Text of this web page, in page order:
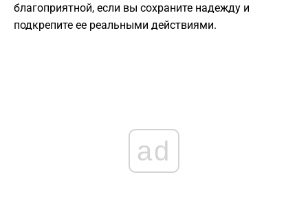
благоприятной, если вы сохраните надежду и
подкрепите ее реальными действиями.
ad